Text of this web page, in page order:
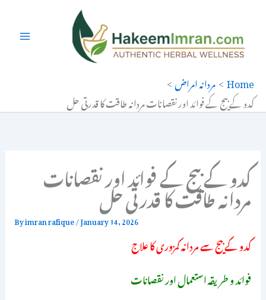
content
Home مردانہ امراض
کدو کے بیج کے فوائد اور نقصانات مردانہ طاقت کا قدرتی حل
کدو کے بیج کے فوائد اور نقصانات
مردانہ طاقت کا قدرتی حل
Byimran rafique/January 14, 2026
کدو کے بیج سے مردانہ کمزوری کا علاج
فوائد و طریقہ استعمال اور نقصانات